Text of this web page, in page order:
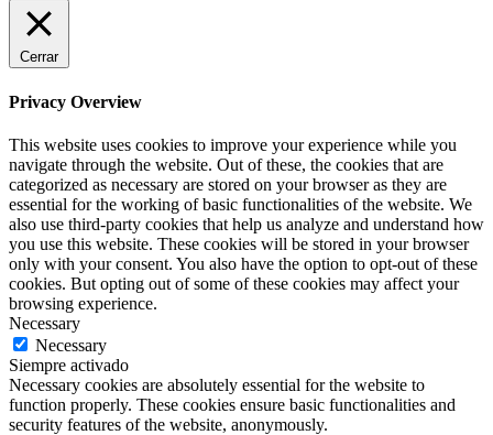
Cerrar
Privacy Overview
This website uses cookies to improve your experience while you
navigate through the website. Out of these, the cookies that are
categorized as necessary are stored on your browser as they are
essential for the working of basic functionalities of the website. We
also use third-party cookies that help us analyze and understand how
you use this website. These cookies will be stored in your browser
only with your consent. You also have the option to opt-out of these
cookies. But opting out of some of these cookies may affect your
browsing experience.
Necessary
Necessary
Siempre activado
Necessary cookies are absolutely essential for the website to
function properly. These cookies ensure basic functionalities and
security features of the website, anonymously.